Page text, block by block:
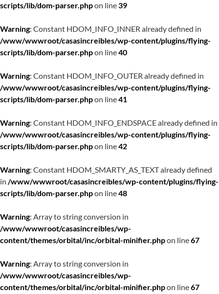
scripts/lib/dom-parser.phpon line39
Warning: Constant HDOM_INFO_INNER already defined in
/www/wwwroot/casasincreibles/wp-content/plugins/flying-
scripts/lib/dom-parser.phpon line40
Warning: Constant HDOM_INFO_OUTER already defined in
/www/wwwroot/casasincreibles/wp-content/plugins/flying-
scripts/lib/dom-parser.phpon line41
Warning: Constant HDOM_INFO_ENDSPACE already defined in
/www/wwwroot/casasincreibles/wp-content/plugins/flying-
scripts/lib/dom-parser.phpon line42
Warning: Constant HDOM_SMARTY_AS_TEXT already defined
in /www/wwwroot/casasincreibles/wp-content/plugins/flying-
scripts/lib/dom-parser.phpon line48
Warning: Array to string conversion in
/www/wwwroot/casasincreibles/wp-
content/themes/orbital/inc/orbital-minifier.phpon line67
Warning: Array to string conversion in
/www/wwwroot/casasincreibles/wp-
content/themes/orbital/inc/orbital-minifier.phpon line67